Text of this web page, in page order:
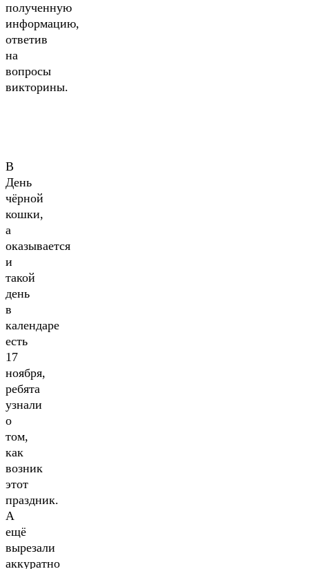
полученную
информацию,
ответив
на
вопросы
викторины.
В
День
чёрной
кошки,
а
оказывается
и
такой
день
в
календаре
есть
17
ноября,
ребята
узнали
о
том,
как
возник
этот
праздник.
А
ещё
вырезали
аккуратно